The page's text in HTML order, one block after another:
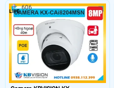
dung lượng lưu trữ. Bên cạnh đó là
khả năng phát hiện thông minh như
hàng rào ảo, xâm nhập, và phân
biệt người/xe (SMD Plus) bảo vệ an
ninh hiệu quả
606